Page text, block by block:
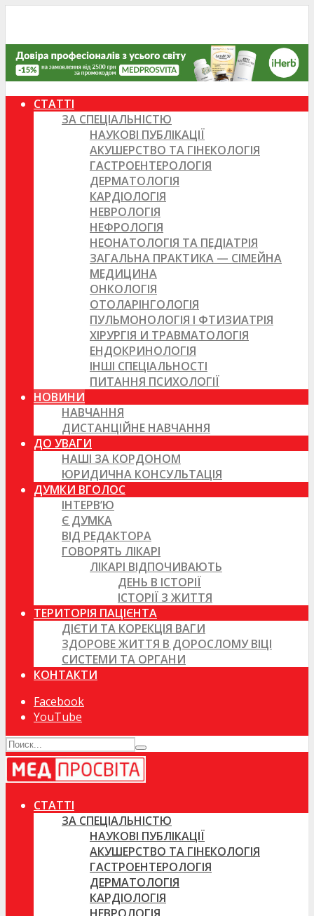
СТАТТІ
ЗА СПЕЦІАЛЬНІСТЮ
НАУКОВІ ПУБЛІКАЦІЇ
АКУШЕРСТВО ТА ГІНЕКОЛОГІЯ
ГАСТРОЕНТЕРОЛОГІЯ
ДЕРМАТОЛОГІЯ
КАРДІОЛОГІЯ
НЕВРОЛОГІЯ
НЕФРОЛОГІЯ
НЕОНАТОЛОГІЯ ТА ПЕДІАТРІЯ
ЗАГАЛЬНА ПРАКТИКА — СІМЕЙНА
МЕДИЦИНА
ОНКОЛОГІЯ
ОТОЛАРІНГОЛОГІЯ
ПУЛЬМОНОЛОГІЯ І ФТИЗИАТРІЯ
ХІРУРГІЯ И ТРАВМАТОЛОГІЯ
ЕНДОКРИНОЛОГІЯ
ІНШІ СПЕЦІАЛЬНОСТІ
ПИТАННЯ ПСИХОЛОГІЇ
НОВИНИ
НАВЧАННЯ
ДИСТАНЦІЙНЕ НАВЧАННЯ
ДО УВАГИ
НАШІ ЗА КОРДОНОМ
ЮРИДИЧНА КОНСУЛЬТАЦІЯ
ДУМКИ ВГОЛОС
ІНТЕРВ’Ю
Є ДУМКА
ВІД РЕДАКТОРА
ГОВОРЯТЬ ЛІКАРІ
ЛІКАРІ ВІДПОЧИВАЮТЬ
ДЕНЬ В ІСТОРІЇ
ІСТОРІЇ З ЖИТТЯ
ТЕРИТОРІЯ ПАЦІЄНТА
ДІЄТИ ТА КОРЕКЦІЯ ВАГИ
ЗДОРОВЕ ЖИТТЯ В ДОРОСЛОМУ ВІЦІ
СИСТЕМИ ТА ОРГАНИ
КОНТАКТИ
Facebook
YouTube
СТАТТІ
ЗА СПЕЦІАЛЬНІСТЮ
НАУКОВІ ПУБЛІКАЦІЇ
АКУШЕРСТВО ТА ГІНЕКОЛОГІЯ
ГАСТРОЕНТЕРОЛОГІЯ
ДЕРМАТОЛОГІЯ
КАРДІОЛОГІЯ
НЕВРОЛОГІЯ